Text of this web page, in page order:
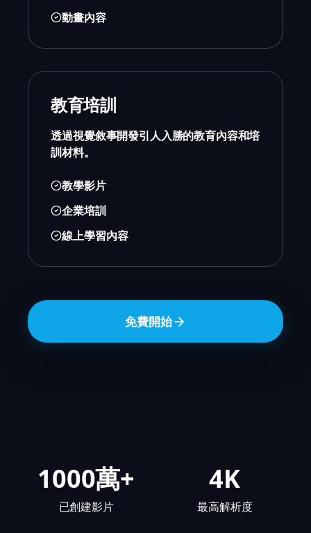
動畫內容
教育培訓
透過視覺敘事開發引人入勝的教育內容和培
訓材料。
教學影片
企業培訓
線上學習內容
免費開始
1000萬+
已創建影片
4K
最高解析度